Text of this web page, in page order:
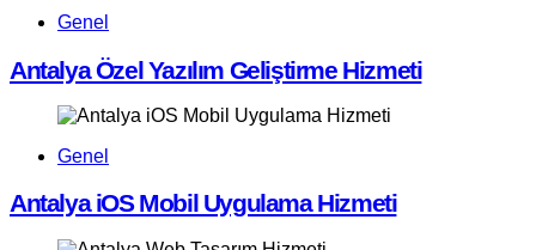
Genel
Antalya Özel Yazılım Geliştirme Hizmeti
Genel
Antalya iOS Mobil Uygulama Hizmeti